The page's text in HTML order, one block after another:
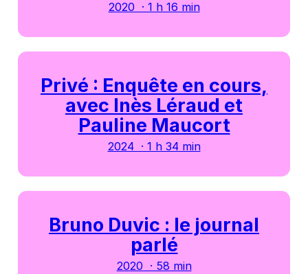
2020 · 1 h 16 min
Privé : Enquête en cours,
avec Inès Léraud et
Pauline Maucort
2024 · 1 h 34 min
Bruno Duvic : le journal
parlé
2020 · 58 min